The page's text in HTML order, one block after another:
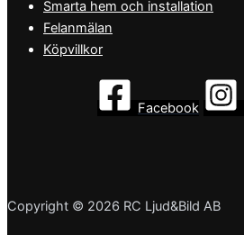
Smarta hem och installation
Felanmälan
Köpvillkor
Facebook
Copyright © 2026 RC Ljud&Bild AB